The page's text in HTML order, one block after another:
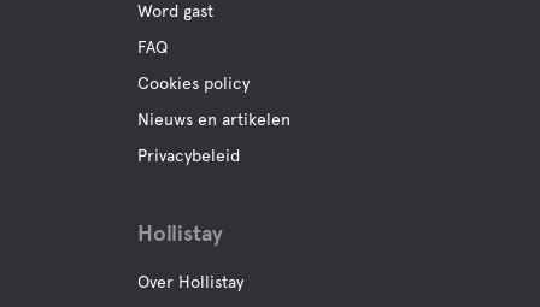
Word gast
FAQ
Cookies policy
Nieuws en artikelen
Privacybeleid
Hollistay
Over Hollistay